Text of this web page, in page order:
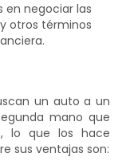
en negociar las
otros términos
un auto a un
mano que
lo que los hace
sus ventajas son: